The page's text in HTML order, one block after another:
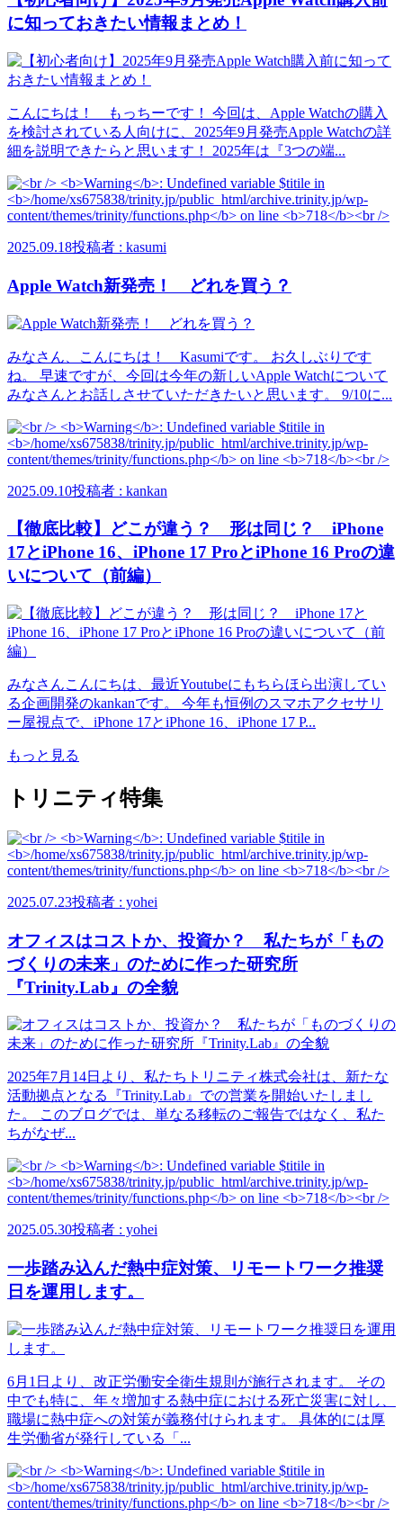
に知っておきたい情報まとめ！
こんにちは！ もっちーです！ 今回は、Apple Watchの購入
を検討されている人向けに、2025年9月発売Apple Watchの詳
細を説明できたらと思います！ 2025年は『3つの端...
2025.09.18投稿者 : kasumi
Apple Watch新発売！ どれを買う？
みなさん、こんにちは！ Kasumiです。 お久しぶりです
ね。 早速ですが、今回は今年の新しいApple Watchについて
みなさんとお話しさせていただきたいと思います。 9/10に...
2025.09.10投稿者 : kankan
【徹底比較】どこが違う？ 形は同じ？ iPhone
17とiPhone 16、iPhone 17 ProとiPhone 16 Proの違
いについて（前編）
みなさんこんにちは、最近Youtubeにもちらほら出演してい
る企画開発のkankanです。 今年も恒例のスマホアクセサリ
ー屋視点で、iPhone 17とiPhone 16、iPhone 17 P...
もっと見る
トリニティ特集
2025.07.23投稿者 : yohei
オフィスはコストか、投資か？ 私たちが「もの
づくりの未来」のために作った研究所
『Trinity.Lab』の全貌
2025年7月14日より、私たちトリニティ株式会社は、新たな
活動拠点となる『Trinity.Lab』での営業を開始いたしまし
た。 このブログでは、単なる移転のご報告ではなく、私た
ちがなぜ...
2025.05.30投稿者 : yohei
一歩踏み込んだ熱中症対策、リモートワーク推奨
日を運用します。
6月1日より、改正労働安全衛生規則が施行されます。 その
中でも特に、年々増加する熱中症における死亡災害に対し、
職場に熱中症への対策が義務付けられます。 具体的には厚
生労働省が発行している「...